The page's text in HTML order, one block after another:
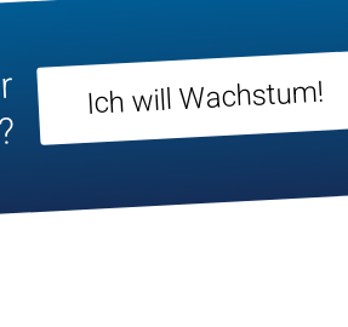
Ich will Wachstum!